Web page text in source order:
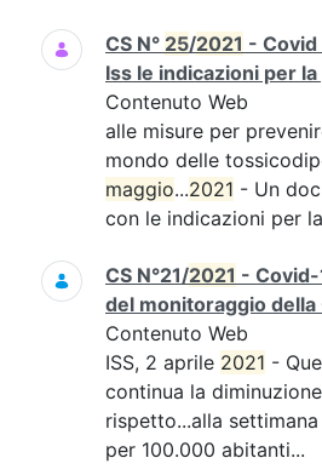
CS N° 25/2021 - Covid
Iss le indicazioni per
Contenuto Web
alle misure per
mondo delle
maggio...2021 - Un
con le indicazioni per
CS N°21/2021 -
del monitoraggio della
Contenuto Web
ISS, 2 aprile 2021 -
continua la
rispetto...alla
per 100.000 abitanti...